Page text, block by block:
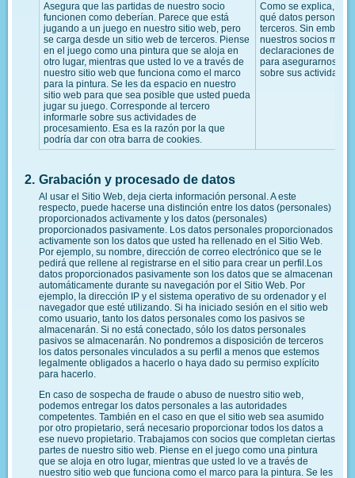
Asegura que las partidas de nuestro socio
funcionen como deberían. Parece que está
jugando a un juego en nuestro sitio web, pero
se carga desde un sitio web de terceros. Piense
en el juego como una pintura que se aloja en
otro lugar, mientras que usted lo ve a través de
nuestro sitio web que funciona como el marco
para la pintura. Se les da espacio en nuestro
sitio web para que sea posible que usted pueda
jugar su juego. Corresponde al tercero
informarle sobre sus actividades de
procesamiento. Esa es la razón por la que
podría dar con otra barra de cookies.
Como se explica, no
qué datos
terceros. Sin
nuestros socios más
declaraciones de
para asegurarnos de
sobre sus
Grabación y procesado de datos
Al usar el Sitio Web, deja cierta información personal. A este
respecto, puede hacerse una distinción entre los datos (personales)
proporcionados activamente y los datos (personales)
proporcionados pasivamente. Los datos personales proporcionados
activamente son los datos que usted ha rellenado en el Sitio Web.
Por ejemplo, su nombre, dirección de correo electrónico que se le
pedirá que rellene al registrarse en el sitio para crear un perfil.Los
datos proporcionados pasivamente son los datos que se almacenan
automáticamente durante su navegación por el Sitio Web. Por
ejemplo, la dirección IP y el sistema operativo de su ordenador y el
navegador que esté utilizando. Si ha iniciado sesión en el sitio web
como usuario, tanto los datos personales como los pasivos se
almacenarán. Si no está conectado, sólo los datos personales
pasivos se almacenarán. No pondremos a disposición de terceros
los datos personales vinculados a su perfil a menos que estemos
legalmente obligados a hacerlo o haya dado su permiso explícito
para hacerlo.
En caso de sospecha de fraude o abuso de nuestro sitio web,
podemos entregar los datos personales a las autoridades
competentes. También en el caso en que el sitio web sea asumido
por otro propietario, será necesario proporcionar todos los datos a
ese nuevo propietario. Trabajamos con socios que completan ciertas
partes de nuestro sitio web. Piense en el juego como una pintura
que se aloja en otro lugar, mientras que usted lo ve a través de
nuestro sitio web que funciona como el marco para la pintura. Se les